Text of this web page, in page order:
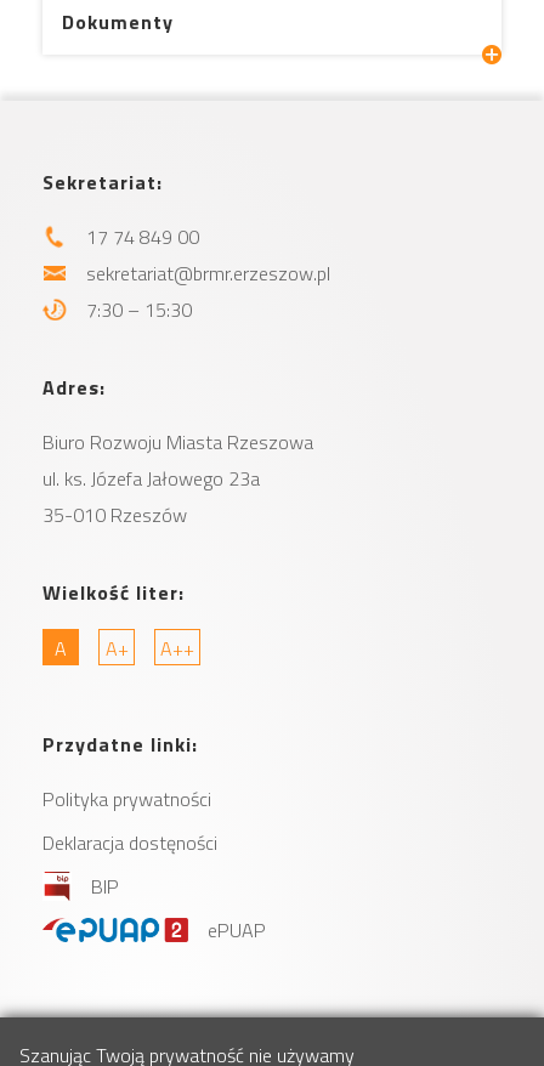
Dokumenty
zagospodarowania przestrzennego
Sekretariat:
17 74 849 00
sekretariat@brmr.erzeszow.pl
7:30 – 15:30
Adres:
Biuro Rozwoju Miasta Rzeszowa
ul. ks. Józefa Jałowego 23a
35-010 Rzeszów
Wielkość liter:
A
A+ A++
Przydatne linki:
Polityka prywatności
Deklaracja dostęności
BIP
ePUAP
Szanując Twoją prywatność nie używamy